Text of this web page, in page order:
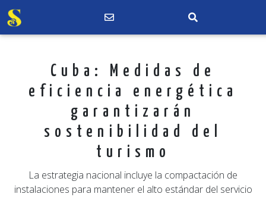
Cuba: Medidas de
eficiencia energética
garantizarán
sostenibilidad del
turismo
La estrategia nacional incluye la compactación de
instalaciones para mantener el alto estándar del servicio